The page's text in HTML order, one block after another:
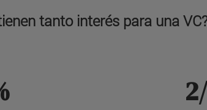
tanto interés para una